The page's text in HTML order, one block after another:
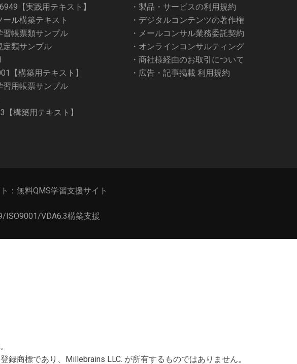
【実践用テキスト】
ール構築テキスト
習帳票類サンプル
定類サンプル
【構築用テキスト】
習用帳票サンプル
【構築用テキスト】
・ 製品・サービスの利用規約
・ デジタルコンテンツの著作権
・ メールコンサル業務委託契約
・ オンラインコンサルティング
・ 商社様経由のお取引について
・ 広告・記事掲載 利用規約
：無料QMS学習支援サイト
ISO9001/VDA6.3構築支援
商標であり、Millebrains LLC. が所有するものではありません。